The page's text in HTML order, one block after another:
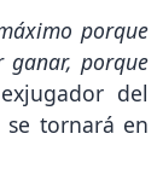
porque
ganar, porque
del
tornará en